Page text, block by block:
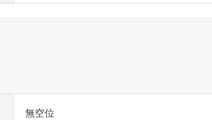
無空位